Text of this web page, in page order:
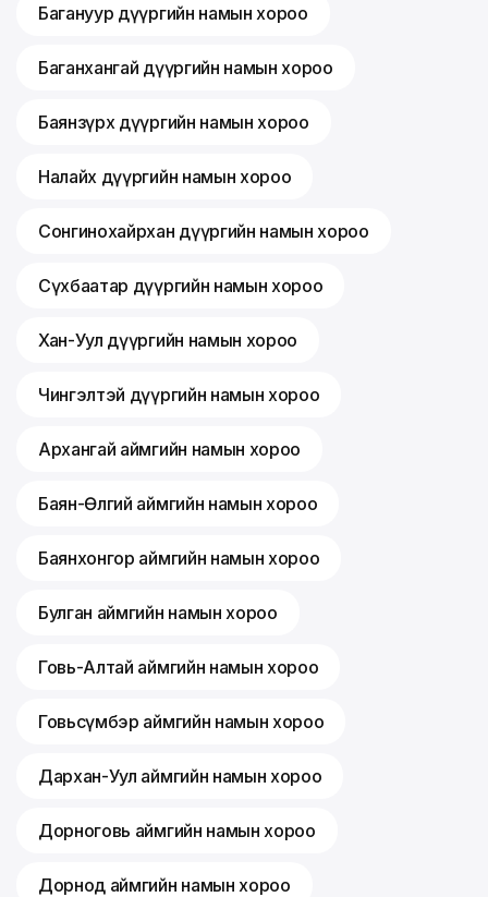
Багануур дүүргийн намын хороо
Баганхангай дүүргийн намын хороо
Баянзүрх дүүргийн намын хороо
Налайх дүүргийн намын хороо
Сонгинохайрхан дүүргийн намын хороо
Сүхбаатар дүүргийн намын хороо
Хан-Уул дүүргийн намын хороо
Чингэлтэй дүүргийн намын хороо
Архангай аймгийн намын хороо
Баян-Өлгий аймгийн намын хороо
Баянхонгор аймгийн намын хороо
Булган аймгийн намын хороо
Говь-Алтай аймгийн намын хороо
Говьсүмбэр аймгийн намын хороо
Дархан-Уул аймгийн намын хороо
Дорноговь аймгийн намын хороо
Дорнод аймгийн намын хороо